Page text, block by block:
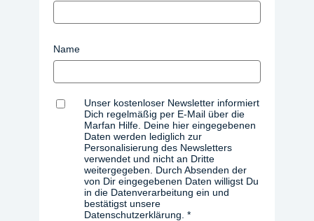
Name
Unser kostenloser Newsletter informiert
Dich regelmäßig per E-Mail über die
Marfan Hilfe. Deine hier eingegebenen
Daten werden lediglich zur
Personalisierung des Newsletters
verwendet und nicht an Dritte
weitergegeben. Durch Absenden der
von Dir eingegebenen Daten willigst Du
in die Datenverarbeitung ein und
bestätigst unsere
Datenschutzerklärung.